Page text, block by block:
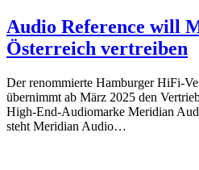
Audio Reference will
Österreich vertreiben
Der renommierte Hamburger HiFi-
übernimmt ab März 2025 den
High-End-Audiomarke Meridian
steht Meridian Audio…